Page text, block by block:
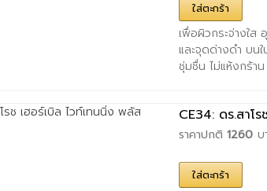
ใส่ตะกร้า
เพื่อผิวกระจ่างใ
และจุดด่างดำ บน
ชุ่มชื่น ไม่แห้งกร้า
CE34: ดร.สาโ
ราคาปกติ 1260 บ
ใส่ตะกร้า